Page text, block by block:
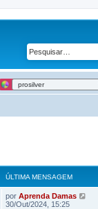
ÚLTIMA MENSAGEM
por Aprenda Damas
30/Out/2024, 15:25